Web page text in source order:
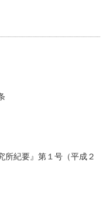
所紀要』第１号（平成２